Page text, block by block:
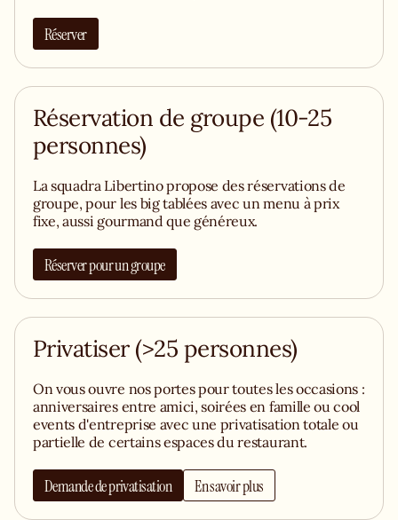
Réserver
Réservation de groupe (10-25
personnes)
La squadra Libertino propose des réservations de
groupe, pour les big tablées avec un menu à prix
fixe, aussi gourmand que généreux.
Réserver pour un groupe
Privatiser (>25 personnes)
On vous ouvre nos portes pour toutes les occasions :
anniversaires entre amici, soirées en famille ou cool
events d'entreprise avec une privatisation totale ou
partielle de certains espaces du restaurant.
Demande de privatisation En savoir plus